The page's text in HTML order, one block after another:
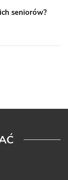
seniorów?